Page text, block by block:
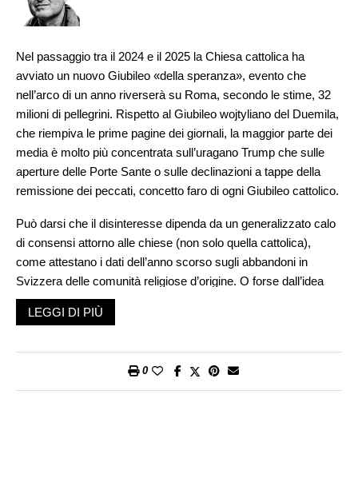
Nel passaggio tra il 2024 e il 2025 la Chiesa cattolica ha
avviato un nuovo Giubileo «della speranza», evento che
nell’arco di un anno riverserà su Roma, secondo le stime, 32
milioni di pellegrini. Rispetto al Giubileo wojtyliano del Duemila,
che riempiva le prime pagine dei giornali, la maggior parte dei
media è molto più concentrata sull’uragano Trump che sulle
aperture delle Porte Sante o sulle declinazioni a tappe della
remissione dei peccati, concetto faro di ogni Giubileo cattolico.
Può darsi che il disinteresse dipenda da un generalizzato calo
di consensi attorno alle chiese (non solo quella cattolica),
come attestano i dati dell’anno scorso sugli abbandoni in
Svizzera delle comunità religiose d’origine. O forse dall’idea
«folle» di celebrare la speranza mentre il pianeta viaggia in
direzione contraria, quella della disperazione programmata,
economico e politico come strumento sistematico di
LEGGI DI PIÙ
0